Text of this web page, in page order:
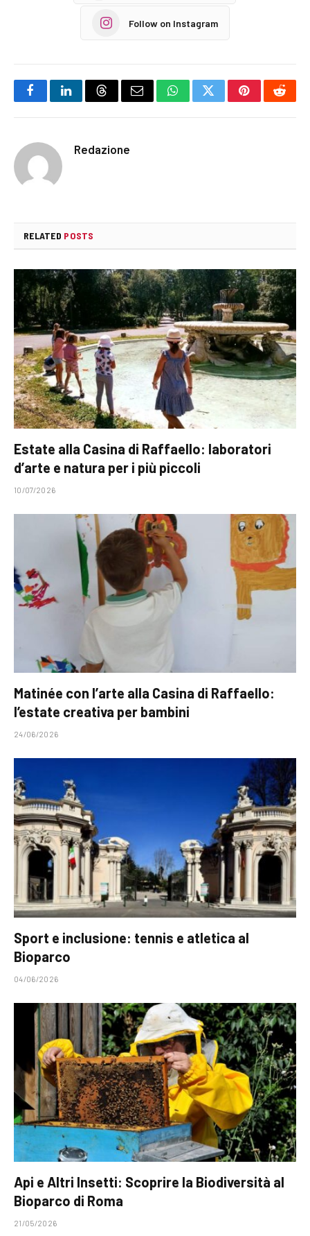
Follow on Instagram
FacebookLinkedInThreadsEmail WhatsAppTwitterPinterest
Redazione
RELATED POSTS
Estate alla Casina di Raffaello: laboratori
d’arte e natura per i più piccoli
10/07/2026
Matinée con l’arte alla Casina di Raffaello:
l’estate creativa per bambini
24/06/2026
Sport e inclusione: tennis e atletica al
Bioparco
04/06/2026
Api e Altri Insetti: Scoprire la Biodiversità al
Bioparco di Roma
21/05/2026